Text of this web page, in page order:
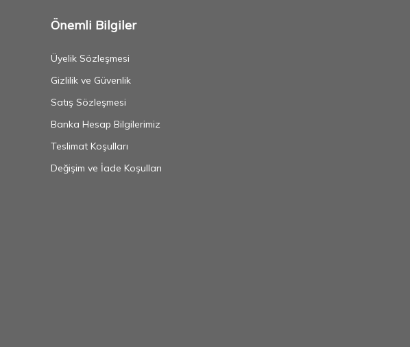
Önemli Bilgiler
Üyelik Sözleşmesi
Gizlilik ve Güvenlik
Satış Sözleşmesi
Banka Hesap Bilgilerimiz
Teslimat Koşulları
Değişim ve İade Koşulları